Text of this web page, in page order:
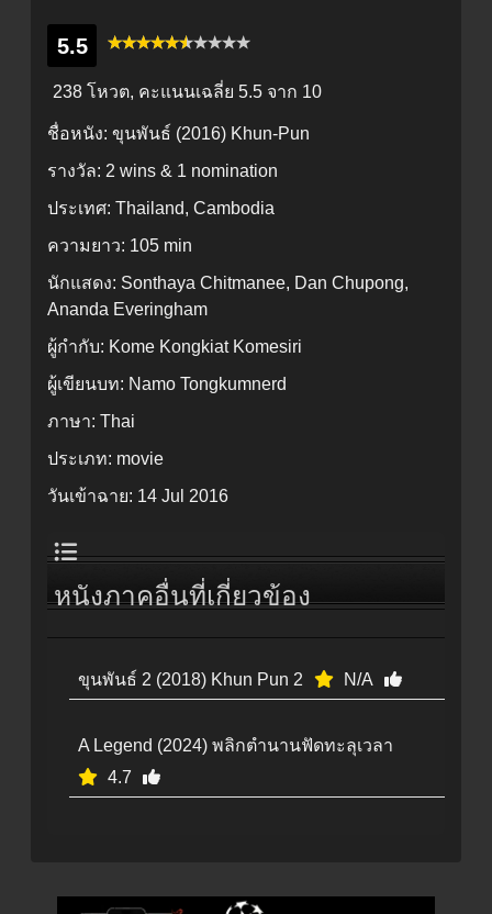
5.5
238 โหวต, คะแนนเฉลี่ย 5.5 จาก 10
ชื่อหนัง: ขุนพันธ์ (2016) Khun-Pun
รางวัล: 2 wins & 1 nomination
ประเทศ: Thailand, Cambodia
ความยาว: 105 min
นักแสดง: Sonthaya Chitmanee, Dan Chupong,
Ananda Everingham
ผู้กำกับ: Kome Kongkiat Komesiri
ผู้เขียนบท: Namo Tongkumnerd
ภาษา: Thai
ประเภท: movie
วันเข้าฉาย: 14 Jul 2016
หนังภาคอื่นที่เกี่ยวข้อง
ขุนพันธ์ 2 (2018) Khun Pun 2 N/A
A Legend (2024) พลิกตำนานฟัดทะลุเวลา
4.7